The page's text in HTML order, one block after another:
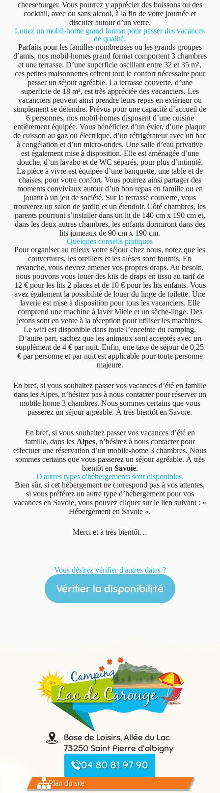
cheeseburger. Vous pourrez y apprécier des boissons ou des
cocktail, avec ou sans alcool, à la fin de votre journée et
discuter autour d’un verre.
Louez un mobil-home grand format pour passer des vacances
de qualité.
Parfaits pour les familles nombreuses ou les grands groupes
d’amis, nos mobil-homes grand format comportent 3 chambres
et une terrasse. D’une superficie oscillant entre 32 et 35 m²,
ces petites maisonnettes offrent tout le confort nécessaire pour
passer un séjour agréable. La terrasse couverte, d’une
superficie de 18 m², est très appréciée des vacanciers. Les
vacanciers peuvent ainsi prendre leurs repas en extérieur ou
simplement se détendre. Prévus pour une capacité d’accueil de
6 personnes, nos mobil-homes disposent d’une cuisine
entièrement équipée. Vous bénéficiez d’un évier, d’une plaque
de cuisson au gaz ou électrique, d’un réfrigérateur avec un bac
à congélation et d’un micro-ondes. Une salle d’eau privative
est également mise à disposition. Elle est aménagée d’une
douche, d’un lavabo et de WC séparés, pour plus d’intimité.
La pièce à vivre est équipée d’une banquette, une table et de
chaises, pour votre confort. Vous pourrez ainsi partager des
moments conviviaux autour d’un bon repas en famille ou en
jouant à un jeu de société. Sur la terrasse couverte, vous
trouverez un salon de jardin et un étendoir. Côté chambres, les
parents pourront s’installer dans un lit de 140 cm x 190 cm et,
dans les deux autres chambres, les enfants dormiront dans des
lits jumeaux de 90 cm x 190 cm.
Quelques conseils pratiques
Pour organiser au mieux votre séjour chez nous, notez que les
couvertures, les oreillers et les alèses sont fournis. En
revanche, vous devrez amener vos propres draps. Au besoin,
nous pouvons vous louer des kits de draps en tissu au tarif de
12 € pour les lits 2 places et de 10 € pour les lits enfants. Vous
avez également la possibilité de louer du linge de toilette. Une
laverie est mise à disposition pour tous les vacanciers. Elle
comprend une machine à laver Miele et un sèche-linge. Des
jetons sont en vente à la réception pour utiliser les machines.
Le wifi est disponible dans toute l’enceinte du camping.
D’autre part, sachez que les animaux sont acceptés avec un
supplément de 4 € par nuit. Enfin, une taxe de séjour de 0,25
€ par personne et par nuit est applicable pour toute personne
majeure.
En bref, si vous souhaitez passer vos vacances d’été en famille
dans les Alpes, n’hésitez pas à nous contacter pour réserver un
mobile home 3 chambres. Nous sommes certains que vous
passerez un séjour agréable. À très bientôt en Savoie.
En bref, si vous souhaitez passer vos vacances d’été en
famille, dans les Alpes, n’hésitez à nous contacter pour
effectuer une réservation d’un mobile-home 3 chambres. Nous
sommes certains que vous passerez un séjour agréable. À très
bientôt en Savoie.
D'autres types d'hébergements sont disponibles.
Bien sûr, si cet hébergement ne correspond pas à vos attentes,
si vous préférez un autre type d’hébergement pour vos
vacances en Savoie, vous pouvez cliquer sur le lien suivant : «
Hébergement en Savoie ».
Merci et à très bientôt…
Vous désirez vérifier d'autres dates ?
Vérifier la disponibilité
Base de Loisirs, Allée du Lac
73250 Saint Pierre d'albigny
04 80 81 97 90
Plan du site